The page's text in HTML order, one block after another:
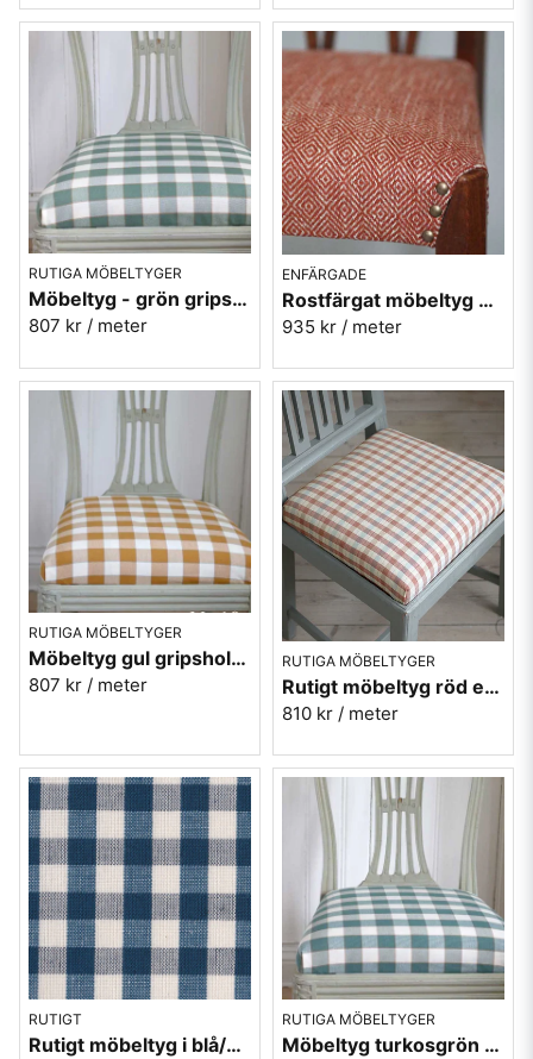
RUTIGA MÖBELTYGER
Möbeltyg - grön gripsholmsruta - Ekeby nr. 71
807 kr / meter
ENFÄRGADE
Rostfärgat möbeltyg med gåsögon - Magdalena nr.31
935 kr / meter
RUTIGA MÖBELTYGER
Möbeltyg gul gripsholmsruta - Ekeby nr.10
807 kr / meter
RUTIGA MÖBELTYGER
Rutigt möbeltyg röd ekobomull - Lovisa Ruta nr.330
810 kr / meter
RUTIGT
Rutigt möbeltyg i blå/vit - Sjöberg nr.50 Berghem
RUTIGA MÖBELTYGER
Möbeltyg turkosgrön gripsholmsruta - Ekeby ruta nr.70